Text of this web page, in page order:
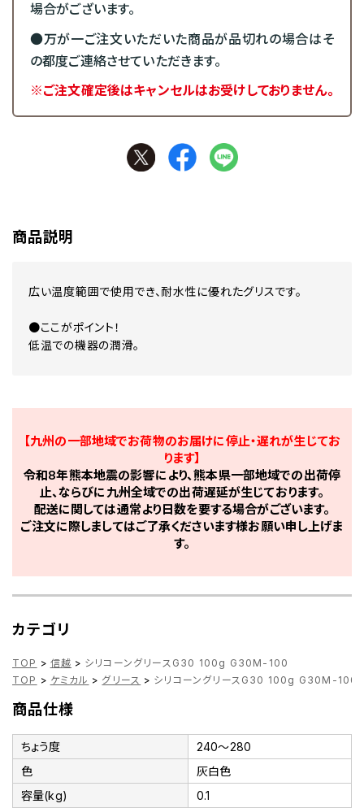
場合がございます。
●万が一ご注文いただいた商品が品切れの場合はそ
の都度ご連絡させていただきます。
※ご注文確定後はキャンセルはお受けしておりません。
商品説明
広い温度範囲で使用でき、耐水性に優れたグリスです。
●ここがポイント！
低温での機器の潤滑。
【九州の一部地域でお荷物のお届けに停止・遅れが生じてお
ります】
令和8年熊本地震の影響により、熊本県一部地域での出荷停
止、ならびに九州全域での出荷遅延が生じております。
配送に関しては通常より日数を要する場合がございます。
ご注文に際しましてはご了承くださいます様お願い申し上げま
す。
カテゴリ
TOP > 信越 > シリコーングリースG30 100g G30M-100
TOP > ケミカル > グリース > シリコーングリースG30 100g G30M-100
商品仕様
ちょう度
240～280
色
灰白色
容量(kg)
0.1